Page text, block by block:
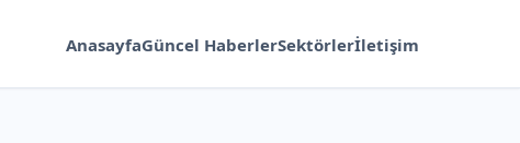
AnasayfaGüncel HaberlerSektörlerİletişim